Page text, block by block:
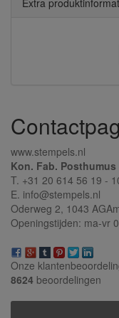
www.stempels.nl
Kon. Fab.
T. +31 20 614 56 19 -
E. info@stempels.nl
Oderweg 2, 1043 AG
Openingstijden: ma-vr
Onze
8624 beoordelingen